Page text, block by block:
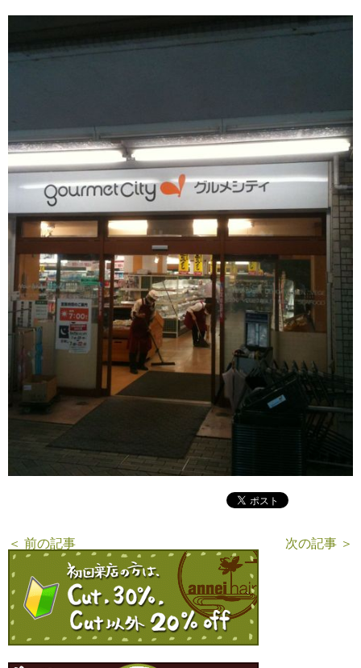
＜ 前の記事 次の記事 ＞